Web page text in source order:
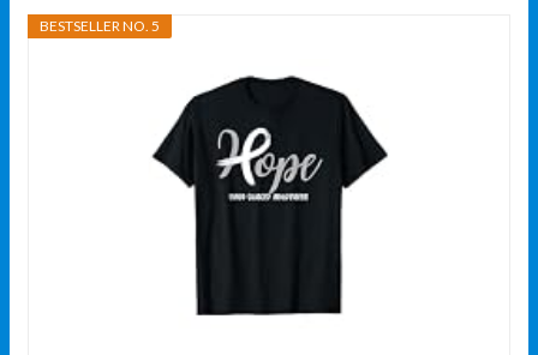
BESTSELLER NO. 5